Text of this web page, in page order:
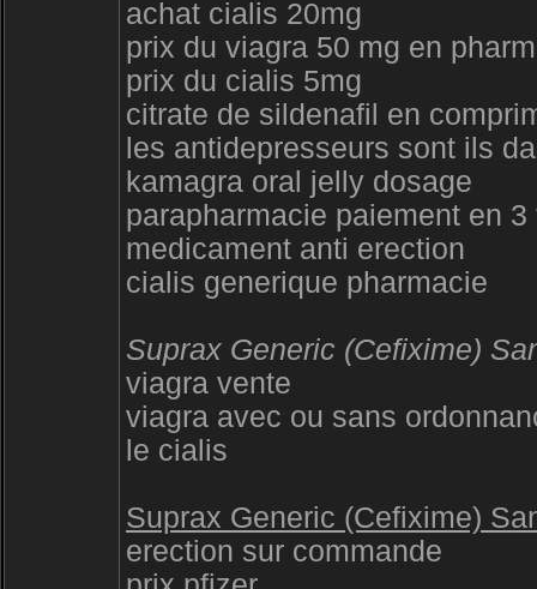
achat cialis 20mg
prix du viagra 50 mg en
prix du cialis 5mg
citrate de sildenafil en
les antidepresseurs sont ils
kamagra oral jelly dosage
parapharmacie paiement en 3
medicament anti erection
cialis generique pharmacie
Suprax Generic (Cefixime)
viagra vente
viagra avec ou sans
le cialis
Suprax Generic (Cefixime)
erection sur commande